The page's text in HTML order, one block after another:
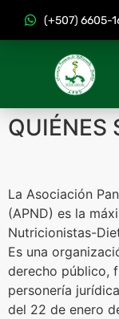
(+507) 6605-
QUIÉNES
La Asociación
(APND) es la
Nutricionistas-
Es una
derecho público,
personería
del 22 de enero